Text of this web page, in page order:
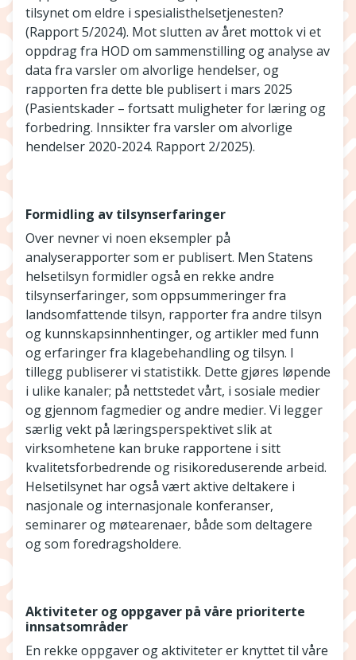
tilsynet om eldre i spesialisthelsetjenesten?
(Rapport 5/2024). Mot slutten av året mottok vi et
oppdrag fra HOD om sammenstilling og analyse av
data fra varsler om alvorlige hendelser, og
rapporten fra dette ble publisert i mars 2025
(Pasientskader – fortsatt muligheter for læring og
forbedring. Innsikter fra varsler om alvorlige
hendelser 2020-2024. Rapport 2/2025).
Formidling av tilsynserfaringer
Over nevner vi noen eksempler på
analyserapporter som er publisert. Men Statens
helsetilsyn formidler også en rekke andre
tilsynserfaringer, som oppsummeringer fra
landsomfattende tilsyn, rapporter fra andre tilsyn
og kunnskapsinnhentinger, og artikler med funn
og erfaringer fra klagebehandling og tilsyn. I
tillegg publiserer vi statistikk. Dette gjøres løpende
i ulike kanaler; på nettstedet vårt, i sosiale medier
og gjennom fagmedier og andre medier. Vi legger
særlig vekt på læringsperspektivet slik at
virksomhetene kan bruke rapportene i sitt
kvalitetsforbedrende og risikoreduserende arbeid.
Helsetilsynet har også vært aktive deltakere i
nasjonale og internasjonale konferanser,
seminarer og møtearenaer, både som deltagere
og som foredragsholdere.
Aktiviteter og oppgaver på våre prioriterte
innsatsområder
En rekke oppgaver og aktiviteter er knyttet til våre